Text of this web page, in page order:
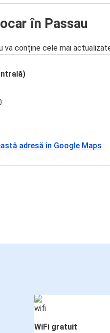
în Passau
va conține cele mai
adresă în Google Maps
WiFi gratuit